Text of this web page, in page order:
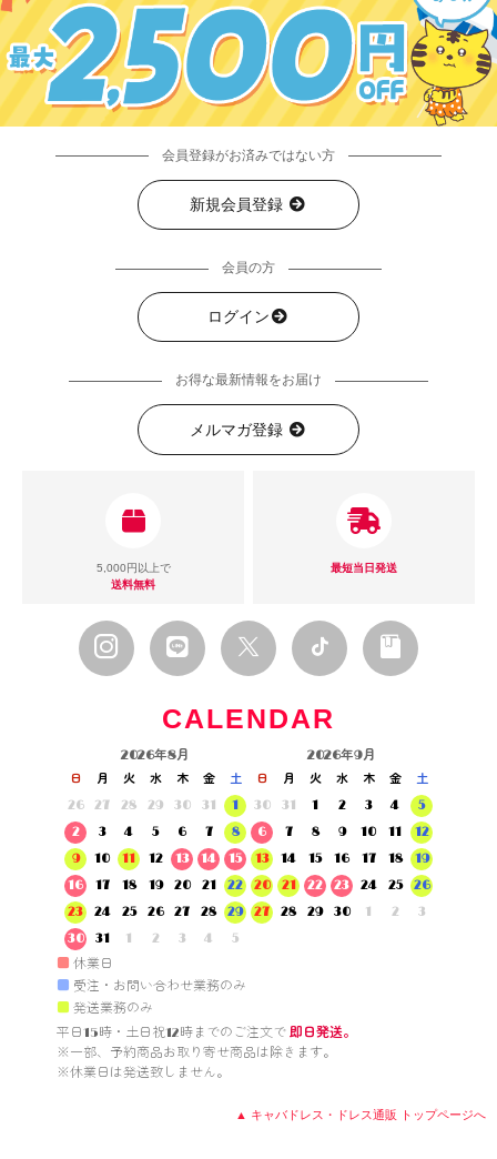
会員登録がお済みではない方
新規会員登録
会員の方
ログイン
お得な最新情報をお届け
メルマガ登録
5,000円以上で
送料無料
最短当日発送
CALENDAR
2026年8月
日 月 火 水 木 金
土
26
27 28 29 30 31
1
2
3 4 5 6 7
8
9
10 11 12 13 14
15
16
17 18 19 20 21
22
23
24 25 26 27 28
29
30
31 1 2 3 4 5
2026年9月
日 月 火 水 木 金
土
30
31 1 2 3 4
5
6
7 8 9 10 11
12
13
14 15 16 17 18
19
20
21 22 23 24 25
26
27
28 29 30 1 2 3
■ 休業日
■ 受注・お問い合わせ業務のみ
■ 発送業務のみ
平日15時・土日祝12時までのご注文で 即日発送。
※一部、予約商品お取り寄せ商品は除きます。
※休業日は発送致しません。
▲ キャバドレス・ドレス通販 トップページへ